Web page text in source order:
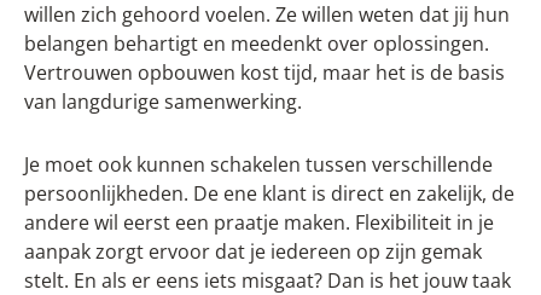
willen zich gehoord voelen. Ze willen weten dat jij hun
belangen behartigt en meedenkt over oplossingen.
Vertrouwen opbouwen kost tijd, maar het is de basis
van langdurige samenwerking.
Je moet ook kunnen schakelen tussen verschillende
persoonlijkheden. De ene klant is direct en zakelijk, de
andere wil eerst een praatje maken. Flexibiliteit in je
aanpak zorgt ervoor dat je iedereen op zijn gemak
stelt. En als er eens iets misgaat? Dan is het jouw taak